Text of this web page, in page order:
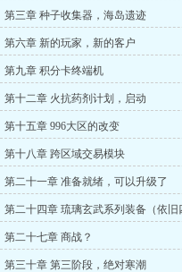
持！）
第三章 种子收集器，海岛遗迹
第六章 新的玩家，新的客户
第九章 积分卡终端机
第十二章 火抗药剂计划，启动
第十五章 996大区的改变
第十八章 跨区域交易模块
第二十一章 准备就绪，可以升级了
第二十四章 琉璃玄武系列装备（依旧
第二十七章 商战？
第三十章 第三阶段，绝对寒潮